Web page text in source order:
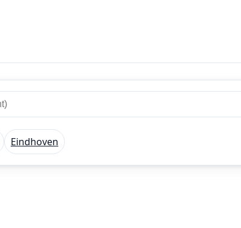
Eindhoven